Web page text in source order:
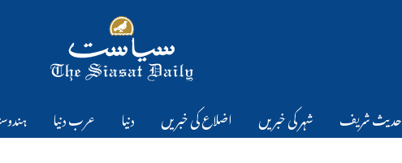
حدیث شریف شہر کی خبریں اضلاع کی خبریں دنیا عرب دنیا